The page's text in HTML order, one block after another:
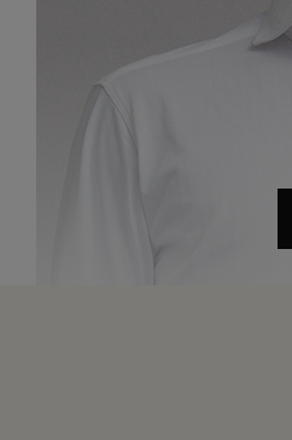
着た瞬間から洗濯後まで、
毎日のビジネススタイルを
見た目のきちんと感と清潔
単であること。
袖を通した瞬間から、一日
させないノンストレスシャツ。
ozieのノ